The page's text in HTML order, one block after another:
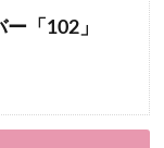
「102」